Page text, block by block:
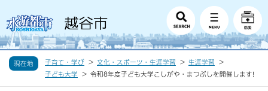
現在地 子育て・学び 文化・スポーツ・生涯学習
生涯学習
子ども大学
令和8年度子ども大学こしがや・まつぶしを開催します!